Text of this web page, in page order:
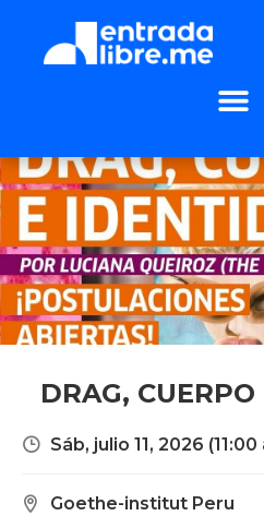
DRAG,
Sáb, julio 11, 2026
Goethe-institut Peru